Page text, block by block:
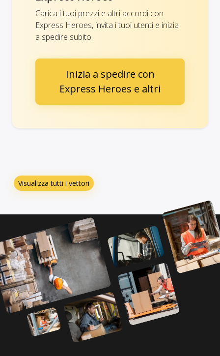
Carica i tuoi prezzi e altri accordi con
Express Heroes, invita i tuoi utenti e inizia
a spedire subito.
Inizia a spedire con
Express Heroes e altri
Visualizza tutti i vettori